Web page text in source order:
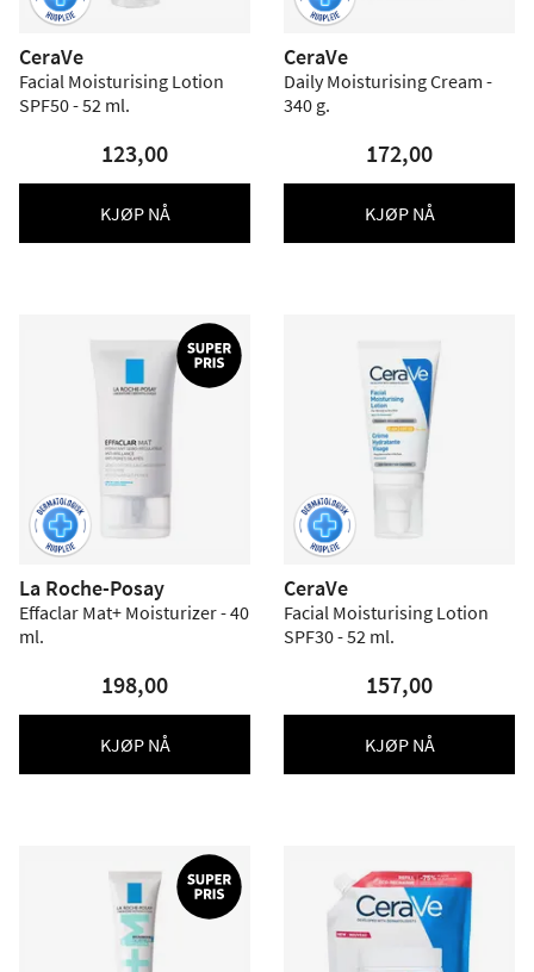
CeraVe
Facial Moisturising Lotion
SPF50 - 52 ml.
123,00
KJØP NÅ
CeraVe
Daily Moisturising Cream -
340 g.
172,00
KJØP NÅ
La Roche-Posay
Effaclar Mat+ Moisturizer - 40
ml.
198,00
KJØP NÅ
CeraVe
Facial Moisturising Lotion
SPF30 - 52 ml.
157,00
KJØP NÅ